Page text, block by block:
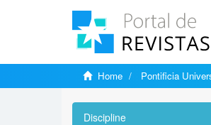
Home Pontificia
Discipline